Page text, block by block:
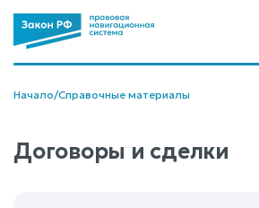
Начало/Справочные материалы
Договоры и сделки